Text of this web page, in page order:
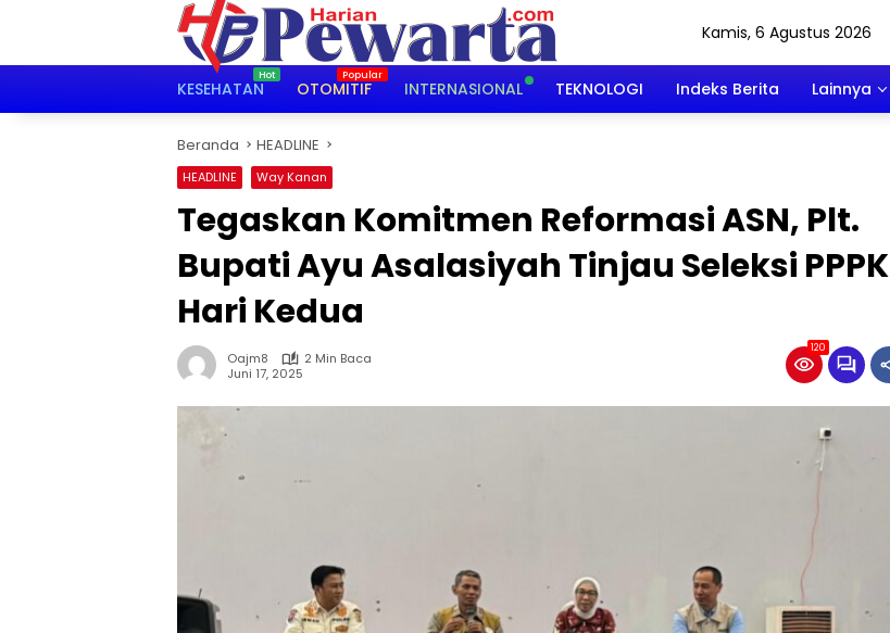
Kamis, 6 Agustus 2026
KESEHATAN OTOMITIF INTERNASIONAL TEKNOLOGI Indeks Berita Lainnya
Beranda HEADLINE
HEADLINE Way Kanan
Tegaskan Komitmen Reformasi ASN, Plt.
Bupati Ayu Asalasiyah Tinjau Seleksi PPPK
Hari Kedua
Oajm8
2 Min Baca
Juni 17, 2025
120